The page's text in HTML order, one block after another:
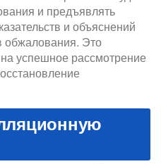
и предъявлять
и объяснений
обжалования. Это
успешное рассмотрение